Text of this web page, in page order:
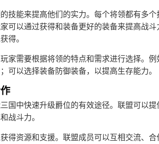
技能来提高他们的实力。每个将领都有多
可以通过获得和装备更好的装备来提高战
得。
家需要根据将领的特点和需求进行选择。
可以选择装备防御装备，以提高生存能力。
国中快速升级爵位的有效途径。联盟可以
战斗力。
得资源和支援。联盟成员可以互相交流、